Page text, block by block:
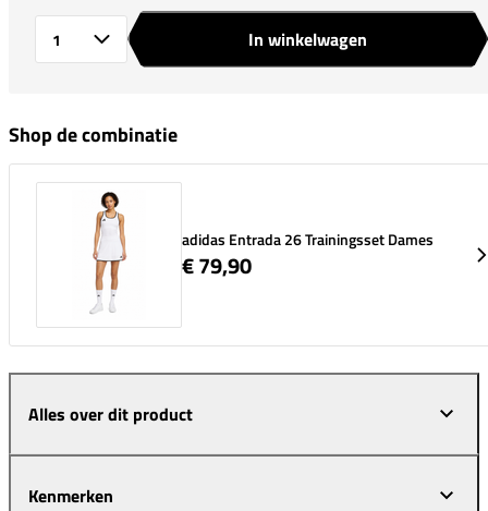
In winkelwagen
Shop de combinatie
adidas Entrada 26 Trainingsset Dames
€ 79,90
Alles over dit product
Kenmerken